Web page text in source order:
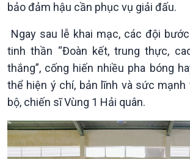
Xã hội
Tin Đời sống & Xã hội
Khoa học
Tin Khoa
bảo đảm hậu cần phục vụ giải đấu.
Ngay sau lễ khai mạc, các đội
tinh thần “Đoàn kết, trung thực,
thắng”, cống hiến nhiều pha bóng
thể hiện ý chí, bản lĩnh và sức mạnh
bộ, chiến sĩ Vùng 1 Hải quân.